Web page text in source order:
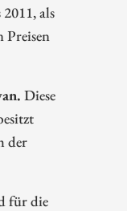
als
Preisen
Diese
der
für die